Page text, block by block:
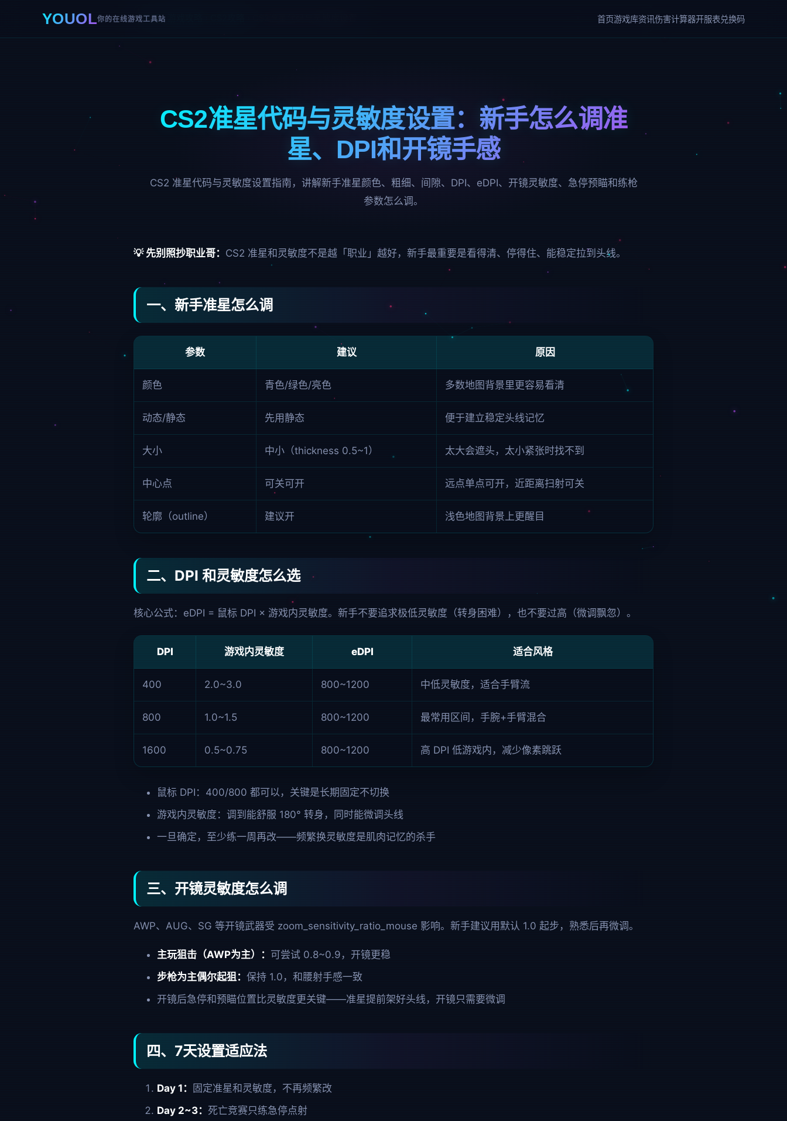
YOUOL你的在线游戏工具站 首页游戏库资讯伤害计算器开服表兑换码
首页 ›
CS2准星代码与灵敏度设置：新手怎么调准
星、DPI和开镜手感
CS2 准星代码与灵敏度设置指南，讲解新手准星颜色、粗细、间隙、DPI、eDPI、开镜灵敏度、急停预瞄和练枪
参数怎么调。
💡 先别照抄职业哥： CS2 准星和灵敏度不是越「职业」越好，新手最重要是看得清、停得住、能稳定拉到头线。
一、新手准星怎么调
参数 建议 原因
颜色 青色/绿色/亮色 多数地图背景里更容易看清
动态/静态 先用静态 便于建立稳定头线记忆
大小 中小（thickness 0.5~1） 太大会遮头，太小紧张时找不到
中心点 可关可开 远点单点可开，近距离扫射可关
轮廓（outline） 建议开 浅色地图背景上更醒目
二、DPI 和灵敏度怎么选
核心公式： eDPI = 鼠标 DPI × 游戏内灵敏度。新手不要追求极低灵敏度（转身困难），也不要过高（微调飘忽）。
DPI 游戏内灵敏度 eDPI 适合风格
400 2.0~3.0 800~1200 中低灵敏度，适合手臂流
800 1.0~1.5 800~1200 最常用区间，手腕+手臂混合
1600 0.5~0.75 800~1200 高 DPI 低游戏内，减少像素跳跃
鼠标 DPI：400/800 都可以，关键是长期固定不切换
游戏内灵敏度：调到能舒服 180° 转身，同时能微调头线
一旦确定，至少练一周再改——频繁换灵敏度是肌肉记忆的杀手
三、开镜灵敏度怎么调
AWP、AUG、SG 等开镜武器受 zoom_sensitivity_ratio_mouse 影响。新手建议用默认 1.0 起步，熟悉后再微调。
主玩狙击（AWP为主）： 可尝试 0.8~0.9，开镜更稳
步枪为主偶尔起狙： 保持 1.0，和腰射手感一致
开镜后急停和预瞄位置比灵敏度更关键——准星提前架好头线，开镜只需要微调
四、7天设置适应法
Day 1：
固定准星和灵敏度，不再频繁改
Day 2~3： 死亡竞赛只练急停点射